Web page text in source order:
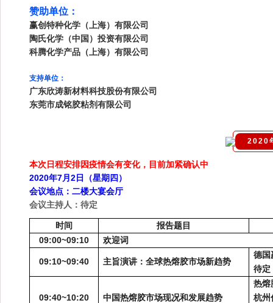
赞助单位：
赢创特种化学（上海）有限公司
陶氏化学（中国）投资有限公司
科腾化学产品（上海）有限公司
支持单位：
广东欣涛新材料科技股份有限公司
东莞市成铭胶粘剂有限公司
2020
本次日程安排因疫情会有变化，目前加紧确认中
2020年7月 2 日（星期四）
会议地点：二楼大宴会厅
会议主持人： 待定
时间 报告题目
09:00~09:10 欢迎词
09:10~09:40 主旨演讲：全球热熔胶市场新趋势
德国
待定
09:40~10:20 中国热熔胶市场现况和发展趋势
热熔
杭州